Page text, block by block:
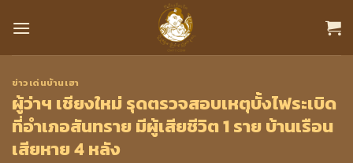
ข่าวเด่นบ้านเฮา
ผู้ว่าฯ เชียงใหม่ รุดตรวจสอบเหตุบั้งไฟระเบิด
ที่อำเภอสันทราย มีผู้เสียชีวิต 1 ราย บ้านเรือน
เสียหาย 4 หลัง